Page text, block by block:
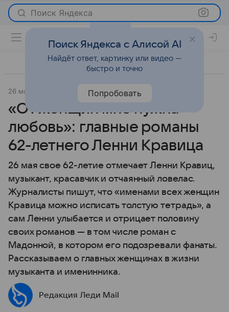
Поиск Яндекса
26 мая 2026 История успеха
«От женщин мне нужна
любовь»: главные романы
62-летнего Ленни Кравица
26 мая свое 62-летие отмечает Ленни Кравиц,
музыкант, красавчик и отчаянный ловелас.
Журналисты пишут, что «именами всех женщин
Кравица можно исписать толстую тетрадь», а
сам Ленни улыбается и отрицает половину
своих романов — в том числе роман с
Мадонной, в котором его подозревали фанаты.
Рассказываем о главных женщинах в жизни
музыканта и именинника.
Редакция Леди Mail
Поиск Яндекса с Алисой AI
Найдёт ответ, картинку или видео —
быстро и точно
Попробовать